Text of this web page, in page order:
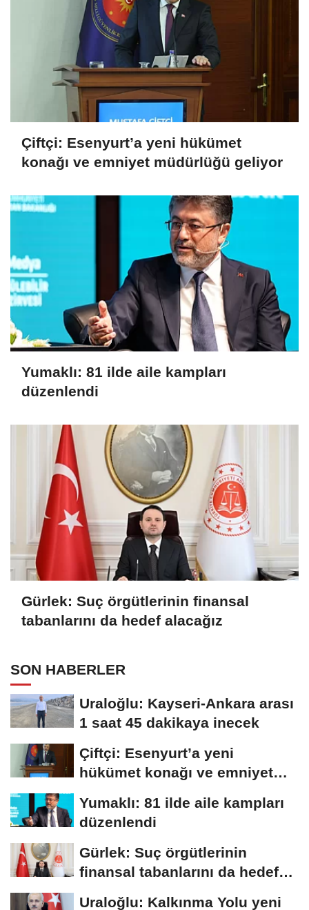
Çiftçi: Esenyurt’a yeni hükümet
konağı ve emniyet müdürlüğü geliyor
Yumaklı: 81 ilde aile kampları
düzenlendi
Gürlek: Suç örgütlerinin finansal
tabanlarını da hedef alacağız
SON HABERLER
Uraloğlu: Kayseri-Ankara arası
1 saat 45 dakikaya inecek
Çiftçi: Esenyurt’a yeni
hükümet konağı ve emniyet
Yumaklı: 81 ilde aile kampları
düzenlendi
Gürlek: Suç örgütlerinin
finansal tabanlarını da hedef
Uraloğlu: Kalkınma Yolu yeni